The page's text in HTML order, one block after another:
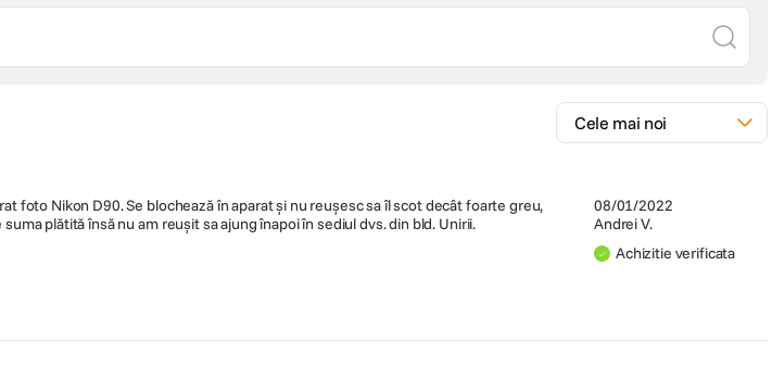
08/01/2022
Andrei V.
Achizitie verificata
foto Nikon D90. Se blochează în aparat și nu reușesc sa îl scot decât foarte greu,
plătită însă nu am reușit sa ajung înapoi în sediul dvs. din bld. Unirii.